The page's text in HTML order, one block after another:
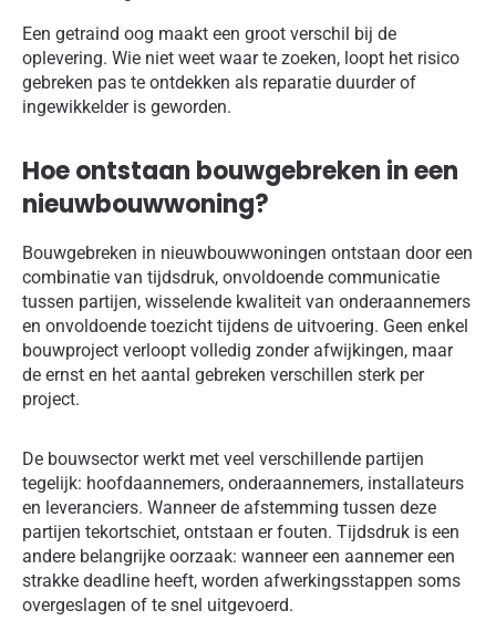
Een getraind oog maakt een groot verschil bij de
oplevering. Wie niet weet waar te zoeken, loopt het risico
gebreken pas te ontdekken als reparatie duurder of
ingewikkelder is geworden.
Hoe ontstaan bouwgebreken in een
nieuwbouwwoning?
Bouwgebreken in nieuwbouwwoningen ontstaan door een
combinatie van tijdsdruk, onvoldoende communicatie
tussen partijen, wisselende kwaliteit van onderaannemers
en onvoldoende toezicht tijdens de uitvoering. Geen enkel
bouwproject verloopt volledig zonder afwijkingen, maar
de ernst en het aantal gebreken verschillen sterk per
project.
De bouwsector werkt met veel verschillende partijen
tegelijk: hoofdaannemers, onderaannemers, installateurs
en leveranciers. Wanneer de afstemming tussen deze
partijen tekortschiet, ontstaan er fouten. Tijdsdruk is een
andere belangrijke oorzaak: wanneer een aannemer een
strakke deadline heeft, worden afwerkingsstappen soms
overgeslagen of te snel uitgevoerd.